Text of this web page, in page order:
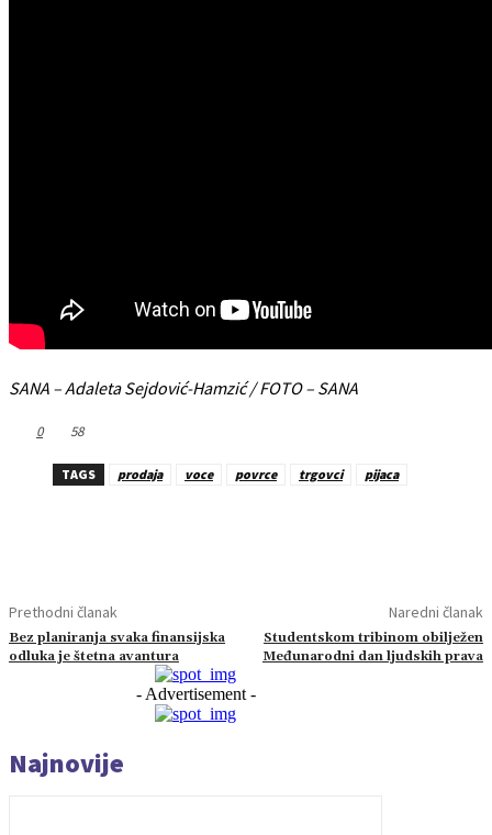
SANA – Adaleta Sejdović-Hamzić / FOTO – SANA
0 58
TAGS prodaja voce povrce trgovci pijaca
Prethodni članak
Bez planiranja svaka finansijska
odluka je štetna avantura
Naredni članak
Studentskom tribinom obilježen
Međunarodni dan ljudskih prava
- Advertisement -
Najnovije